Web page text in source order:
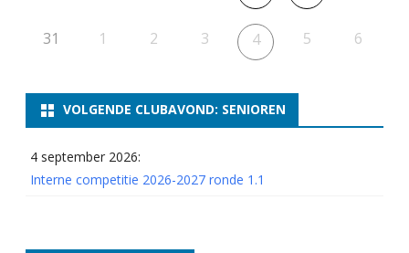
31 1 2 3 4 5 6
VOLGENDE CLUBAVOND: SENIOREN
4 september 2026:
Interne competitie 2026-2027 ronde 1.1